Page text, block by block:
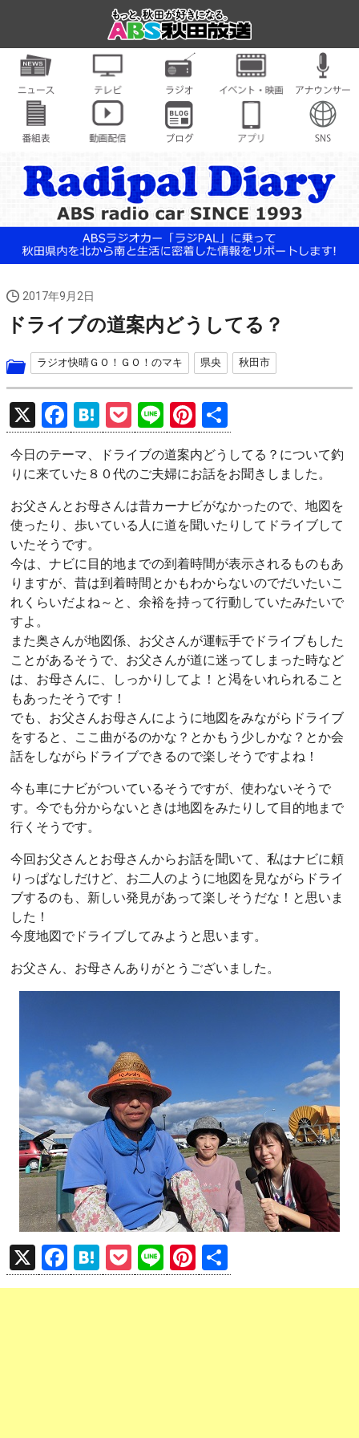
2017年9月2日
ドライブの道案内どうしてる？
ラジオ快晴ＧＯ！ＧＯ！のマキ 県央 秋田市
X
F
a
ce
o
o
k
H
at
e
a
P
o
ck
et
Li
n
e
Pi
nt
er
es
t
有
今日のテーマ、ドライブの道案内どうしてる？について釣
りに来ていた８０代のご夫婦にお話をお聞きしました。
お父さんとお母さんは昔カーナビがなかったので、地図を
使ったり、歩いている人に道を聞いたりしてドライブして
いたそうです。
今は、ナビに目的地までの到着時間が表示されるものもあ
りますが、昔は到着時間とかもわからないのでだいたいこ
れくらいだよね～と、余裕を持って行動していたみたいで
すよ。
また奥さんが地図係、お父さんが運転手でドライブもした
ことがあるそうで、お父さんが道に迷ってしまった時など
は、お母さんに、しっかりしてよ！と渇をいれられること
もあったそうです！
でも、お父さんお母さんにように地図をみながらドライブ
をすると、ここ曲がるのかな？とかもう少しかな？とか会
話をしながらドライブできるので楽しそうですよね！
今も車にナビがついているそうですが、使わないそうで
す。今でも分からないときは地図をみたりして目的地まで
行くそうです。
今回お父さんとお母さんからお話を聞いて、私はナビに頼
りっぱなしだけど、お二人のように地図を見ながらドライ
ブするのも、新しい発見があって楽しそうだな！と思いま
した！
今度地図でドライブしてみようと思います。
お父さん、お母さんありがとうございました。
X
F
a
H
at
P
o
Li
n
Pi
nt 有